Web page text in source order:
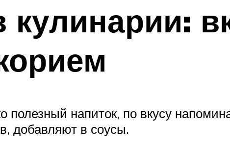
полезный напиток, по вкусу
добавляют в соусы.